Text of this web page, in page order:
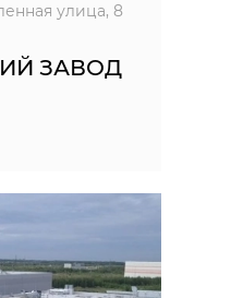
улица, 8
ЗАВОД